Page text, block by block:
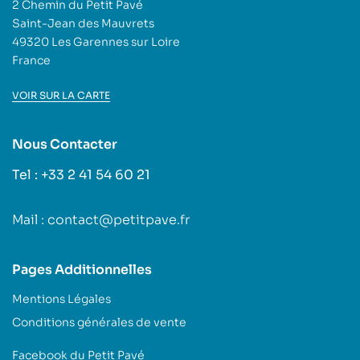
2 Chemin du Petit Pavé
Saint-Jean des Mauvrets
49320 Les Garennes sur Loire
France
VOIR SUR LA CARTE
Nous Contacter
Tel : +33 2 41 54 60 21
Mail : contact@petitpave.fr
Pages Additionnelles
Mentions Légales
Conditions générales de vente
Facebook du Petit Pavé